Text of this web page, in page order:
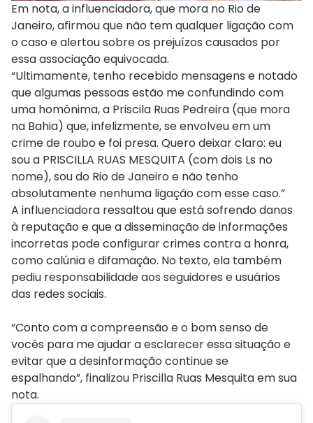
Em nota, a influenciadora, que mora no Rio de
Janeiro, afirmou que não tem qualquer ligação com
o caso e alertou sobre os prejuízos causados por
essa associação equivocada.
“Ultimamente, tenho recebido mensagens e notado
que algumas pessoas estão me confundindo com
uma homônima, a Priscila Ruas Pedreira (que mora
na Bahia) que, infelizmente, se envolveu em um
crime de roubo e foi presa. Quero deixar claro: eu
sou a PRISCILLA RUAS MESQUITA (com dois Ls no
nome), sou do Rio de Janeiro e não tenho
absolutamente nenhuma ligação com esse caso.”
A influenciadora ressaltou que está sofrendo danos
à reputação e que a disseminação de informações
incorretas pode configurar crimes contra a honra,
como calúnia e difamação. No texto, ela também
pediu responsabilidade aos seguidores e usuários
das redes sociais.
“Conto com a compreensão e o bom senso de
vocês para me ajudar a esclarecer essa situação e
evitar que a desinformação continue se
espalhando”, finalizou Priscilla Ruas Mesquita em sua
nota.